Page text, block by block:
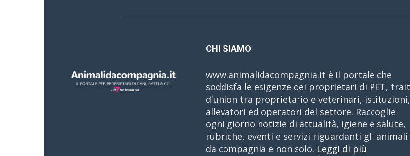
CHI SIAMO
www.animalidacompagnia.it è il portale che
soddisfa le esigenze dei proprietari di PET, trait
d'union tra proprietario e veterinari, istituzioni,
allevatori ed operatori del settore. Raccoglie
ogni giorno notizie di attualità, igiene e salute,
rubriche, eventi e servizi riguardanti gli animali
da compagnia e non solo. Leggi di più